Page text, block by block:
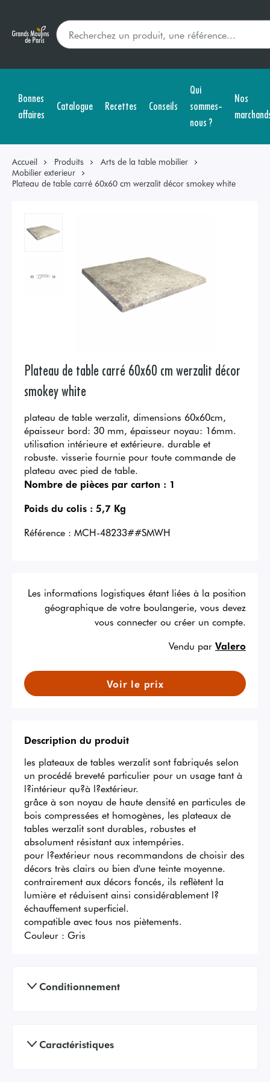
Bonnes
affaires
Catalogue Recettes Conseils
Qui
sommes-
nous ?
Nos
Accueil Produits
Arts de la table mobilier
Mobilier exterieur
Plateau de table carré 60x60 cm werzalit décor smokey white
Plateau de table carré 60x60 cm werzalit décor
smokey white
plateau de table werzalit, dimensions 60x60cm,
épaisseur bord: 30 mm, épaisseur noyau: 16mm.
utilisation intérieure et extérieure. durable et
robuste. visserie fournie pour toute commande de
plateau avec pied de table.
Nombre de pièces par carton : 1
Poids du colis : 5,7 Kg
Référence : MCH-48233##SMWH
Les informations logistiques étant liées à la position
géographique de votre boulangerie, vous devez
vous connecter ou créer un compte.
Vendu par Valero
Voir le prix
Description du produit
les plateaux de tables werzalit sont fabriqués selon
un procédé breveté particulier pour un usage tant à
l?intérieur qu?à l?extérieur.
grâce à son noyau de haute densité en particules de
bois compressées et homogènes, les plateaux de
tables werzalit sont durables, robustes et
absolument résistant aux intempéries.
pour l?extérieur nous recommandons de choisir des
décors très clairs ou bien d'une teinte moyenne.
contrairement aux décors foncés, ils reflètent la
lumière et réduisent ainsi considérablement l?
échauffement superficiel.
compatible avec tous nos piètements.
Couleur : Gris
Conditionnement
Caractéristiques